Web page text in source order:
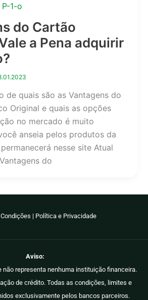
P-1-o
do Cartão
a Pena adquirir
de quais são as Vantagens do
Original e quais as opções
no mercado é muito
anseia pelos produtos da
nesse site Atual
do
| Política e Privacidade
Aviso:
não representa nenhuma instituição financeira.
de crédito. Todas as condições, limites e
exclusivamente pelos bancos parceiros.